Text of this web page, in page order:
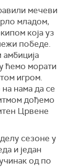
мечеви
младом,
која уз
победе.
ћемо морати
игром.
нама да се
дођемо
Црвене
сезоне у
и један
од по